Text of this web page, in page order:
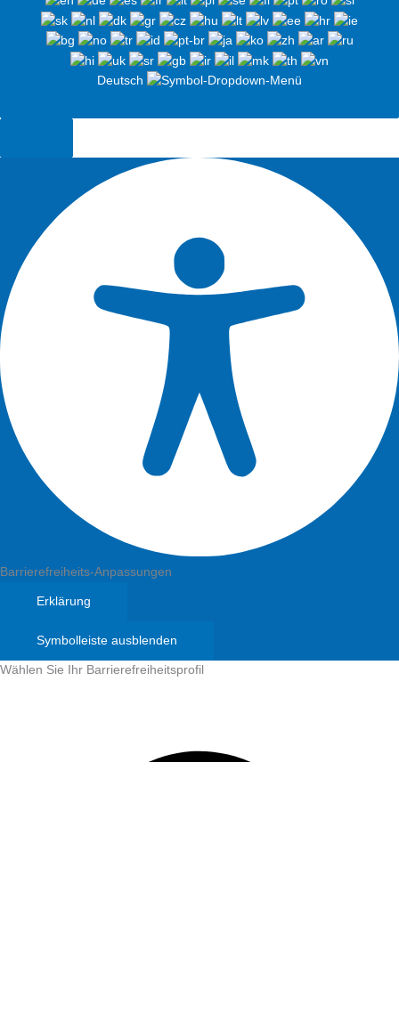
Deutsch
Barrierefreiheits-Anpassungen
Erklärung
Symbolleiste ausblenden
Wählen Sie Ihr Barrierefreiheitsprofil